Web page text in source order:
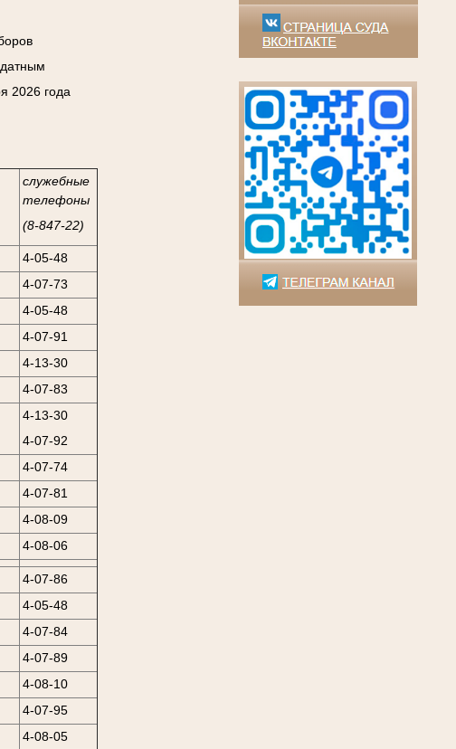
2026 года
служебные
телефоны
(8-847-22)
4-05-48
4-07-73
4-05-48
4-07-91
4-13-30
4-07-83
4-13-30
4-07-92
4-07-74
4-07-81
4-08-09
4-08-06
4-07-86
4-05-48
4-07-84
4-07-89
4-08-10
4-07-95
4-08-05